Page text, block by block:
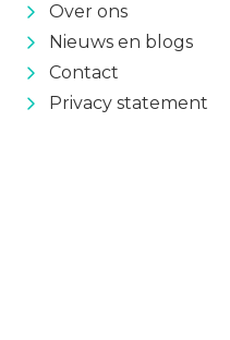
Over ons
Nieuws en blogs
Contact
Privacy statement